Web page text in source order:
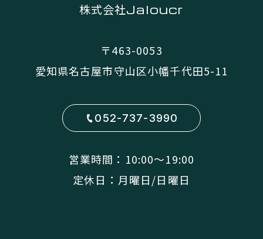
株式会社Jaloucr
〒463-0053
愛知県名古屋市守山区小幡千代田5-11
052-737-3990
営業時間：10:00〜19:00
定休日：月曜日/日曜日